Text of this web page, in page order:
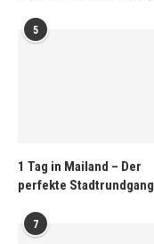
5
1 Tag in Mailand – Der
perfekte Stadtrundgang
7